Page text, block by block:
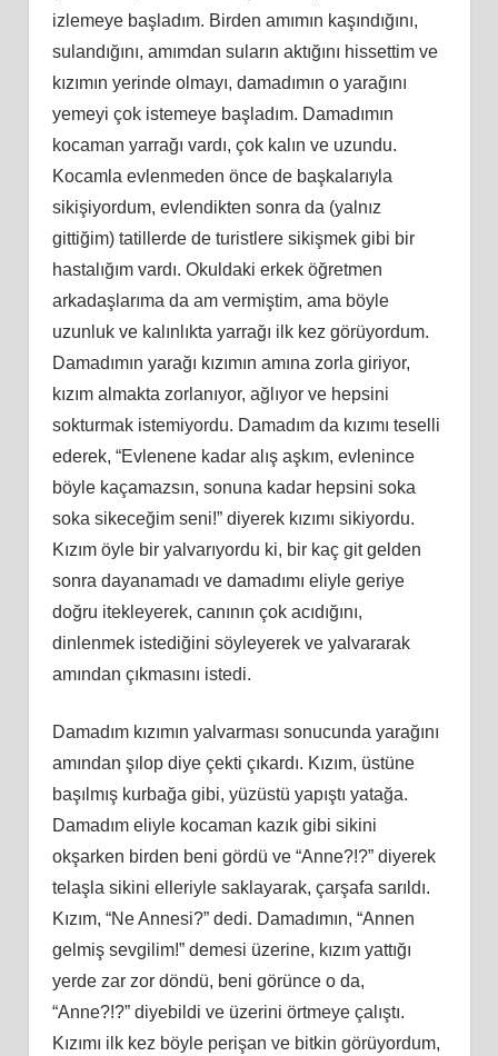
izlemeye başladım. Birden amımın kaşındığını,
sulandığını, amımdan suların aktığını hissettim ve
kızımın yerinde olmayı, damadımın o yarağını
yemeyi çok istemeye başladım. Damadımın
kocaman yarrağı vardı, çok kalın ve uzundu.
Kocamla evlenmeden önce de başkalarıyla
sikişiyordum, evlendikten sonra da (yalnız
gittiğim) tatillerde de turistlere sikişmek gibi bir
hastalığım vardı. Okuldaki erkek öğretmen
arkadaşlarıma da am vermiştim, ama böyle
uzunluk ve kalınlıkta yarrağı ilk kez görüyordum.
Damadımın yarağı kızımın amına zorla giriyor,
kızım almakta zorlanıyor, ağlıyor ve hepsini
sokturmak istemiyordu. Damadım da kızımı teselli
ederek, “Evlenene kadar alış aşkım, evlenince
böyle kaçamazsın, sonuna kadar hepsini soka
soka sikeceğim seni!” diyerek kızımı sikiyordu.
Kızım öyle bir yalvarıyordu ki, bir kaç git gelden
sonra dayanamadı ve damadımı eliyle geriye
doğru itekleyerek, canının çok acıdığını,
dinlenmek istediğini söyleyerek ve yalvararak
amından çıkmasını istedi.
Damadım kızımın yalvarması sonucunda yarağını
amından şılop diye çekti çıkardı. Kızım, üstüne
başılmış kurbağa gibi, yüzüstü yapıştı yatağa.
Damadım eliyle kocaman kazık gibi sikini
okşarken birden beni gördü ve “Anne?!?” diyerek
telaşla sikini elleriyle saklayarak, çarşafa sarıldı.
Kızım, “Ne Annesi?” dedi. Damadımın, “Annen
gelmiş sevgilim!” demesi üzerine, kızım yattığı
yerde zar zor döndü, beni görünce o da,
“Anne?!?” diyebildi ve üzerini örtmeye çalıştı.
Kızımı ilk kez böyle perişan ve bitkin görüyordum,